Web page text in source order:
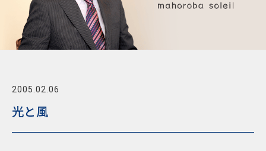
2005.02.06
光と風